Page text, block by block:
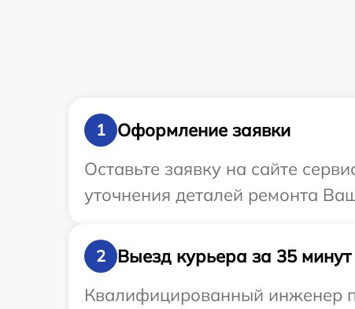
1
Оформление заявки
Оставьте заявку на сайте
уточнения деталей ремонта
2
Выезд курьера за 35 минут
Квалифицированный инженер